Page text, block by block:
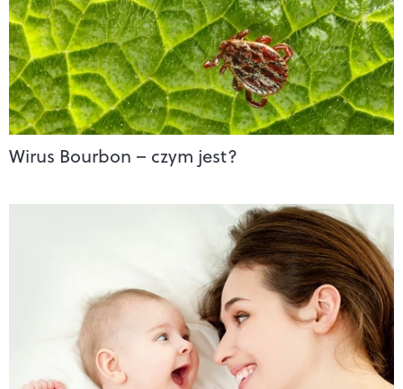
Wirus Bourbon – czym jest?